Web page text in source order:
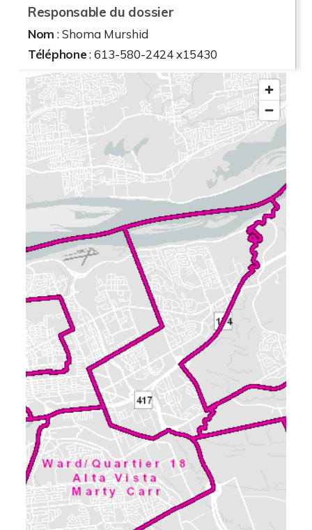
Responsable du dossier
Nom : Shoma Murshid
Téléphone: 613-580-2424 x15430
Documents d'aide
Les exigences en matière de documents à
l'appui diffèrent selon le type de demande et la
complexité de la proposition. Ainsi, certaines
propositions exigent la collecte d'études et de
plans tandis que d'autres, non. Le besoin de
documents à l'appui est spécifiquement précisé
aux demandeurs avant le dépôt d'une
demande. Lorsque cela était possible, un plan
illustrant la proposition a été fourni. Si vous
avez des questions concernant les documents à
l'appui, veuillez communiquer avec le
responsable du dossier.
Les rapports, les études et la
documentation connexe qui suivent sont
soumis à certaines conditions. (Cliquez pour
lire davantage)
15 pièces jointes
2021-06-08 - Application Summary - D02-
02-21-0038(PDF - 0.38 MB)
2021-06-02 - Planning Rationale and
Design Brief - D02-02-21-0038(PDF - 3.05
MB)
2021-06-02 - Adequacy of Public Services
Report - D02-02-21-0038
(PDF - 9.60 MB)
2021-05-13 - Transportation Impact
Assessment Strategy Report - D02-02-21-